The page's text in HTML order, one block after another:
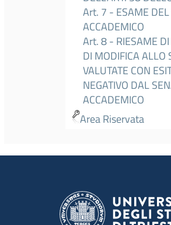
Art. 7 - ESAME DEL
ACCADEMICO
Art. 8 - RIESAME DI
DI MODIFICA ALLO
VALUTATE CON
NEGATIVO DAL
ACCADEMICO
Area Riservata